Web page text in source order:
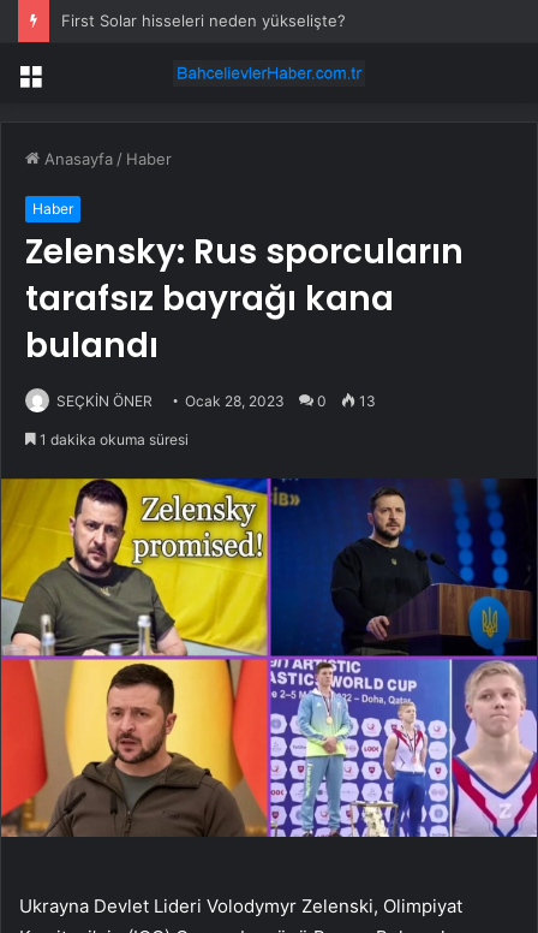
First Solar hisseleri neden yükselişte?
Menü
Anasayfa / Haber
Haber
Zelensky: Rus sporcuların
tarafsız bayrağı kana
bulandı
SEÇKİN ÖNER Ocak 28, 2023 0 13
1 dakika okuma süresi
Ukrayna Devlet Lideri Volodymyr Zelenski, Olimpiyat